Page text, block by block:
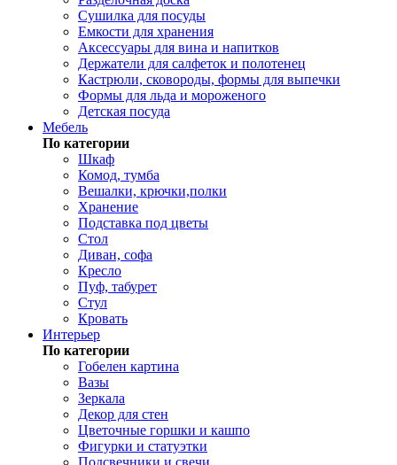
Сушилка для посуды
Емкости для хранения
Аксессуары для вина и напитков
Держатели для салфеток и полотенец
Кастрюли, сковороды, формы для выпечки
Формы для льда и мороженого
Детская посуда
Мебель
По категории
Шкаф
Комод, тумба
Вешалки, крючки,полки
Хранение
Подставка под цветы
Стол
Диван, софа
Кресло
Пуф, табурет
Стул
Кровать
Интерьер
По категории
Гобелен картина
Вазы
Зеркала
Декор для стен
Цветочные горшки и кашпо
Фигурки и статуэтки
Подсвечники и свечи